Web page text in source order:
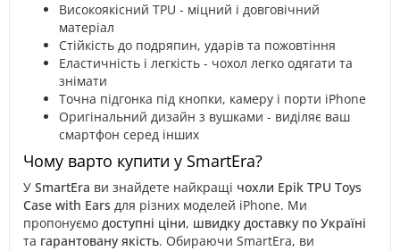
Високоякісний TPU - міцний і довговічний
матеріал
Стійкість до подряпин, ударів та пожовтіння
Еластичність і легкість - чохол легко одягати та
знімати
Точна підгонка під кнопки, камеру і порти iPhone
Оригінальний дизайн з вушками - виділяє ваш
смартфон серед інших
Чому варто купити у SmartEra?
У SmartEra ви знайдете найкращі чохли Epik TPU Toys
Case with Ears для різних моделей iPhone. Ми
пропонуємо доступні ціни, швидку доставку по Україні
та гарантовану якість. Обираючи SmartEra, ви